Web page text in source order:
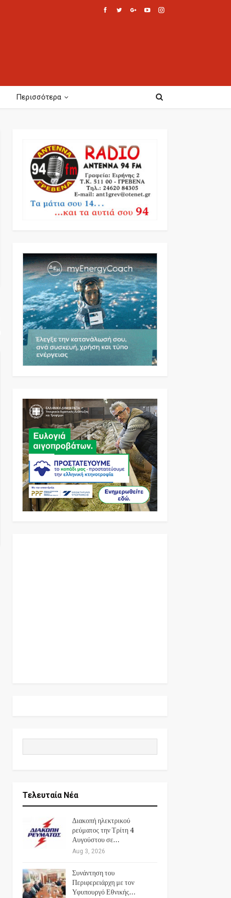
Περισσότερα
Τελευταία Νέα
Διακοπή ηλεκτρικού
ρεύματος την Τρίτη 4
Αυγούστου σε…
Aug 3, 2026
Συνάντηση του
Περιφερειάρχη με τον
Υφυπουργό Εθνικής…